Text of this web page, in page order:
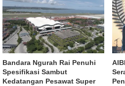
Bandara Ngurah Rai Penuhi
Spesifikasi Sambut
Kedatangan Pesawat Super